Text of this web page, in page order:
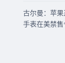
古尔曼：苹
手表在美禁